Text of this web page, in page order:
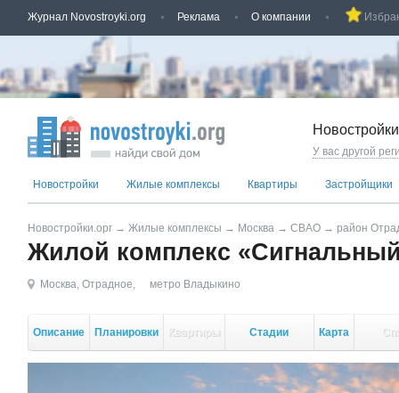
Журнал Novostroyki.org Реклама О компании
У вас другой
Новостройки Жилые комплексы Квартиры Застройщики
Новостройки.орг → Жилые комплексы → Москва → СВАО → район
Жилой комплекс
Москва, Отрадное, метро Владыкино
Описание Планировки Квартиры Стадии
стройки
Карта